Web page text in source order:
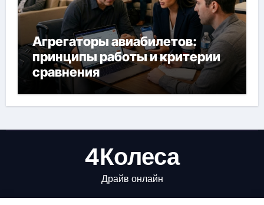
Агрегаторы авиабилетов:
принципы работы и критерии
сравнения
4Колеса
Драйв онлайн